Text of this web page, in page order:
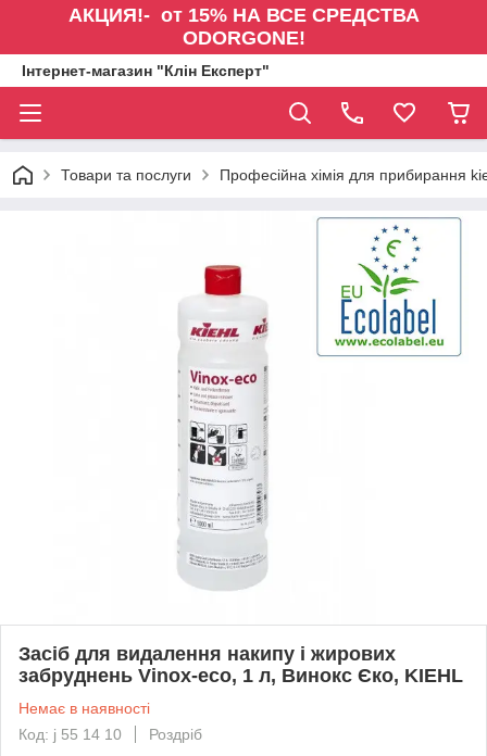
АКЦИЯ!- от 15% НА ВСЕ СРЕДСТВА
ODORGONE!
Інтернет-магазин "Клін Експерт"
Товари та послуги Професійна хімія для прибирання
Засіб для видалення накипу і жирових
забруднень Vinox-eco, 1 л, Винокс Єко, KIEHL
Немає в наявності
Код: j 55 14 10
Роздріб